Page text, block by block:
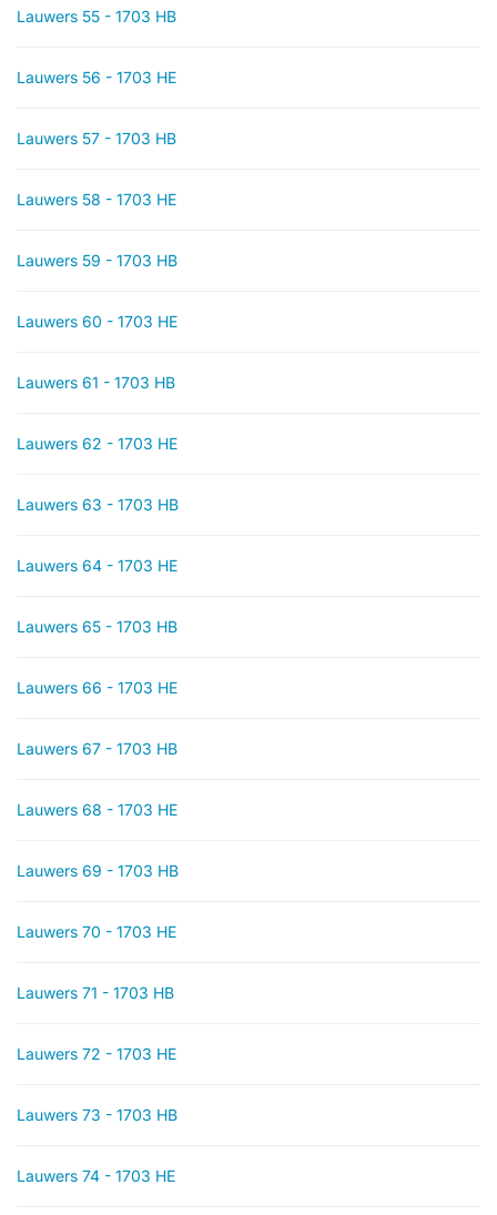
Lauwers 55 - 1703 HB
Lauwers 56 - 1703 HE
Lauwers 57 - 1703 HB
Lauwers 58 - 1703 HE
Lauwers 59 - 1703 HB
Lauwers 60 - 1703 HE
Lauwers 61 - 1703 HB
Lauwers 62 - 1703 HE
Lauwers 63 - 1703 HB
Lauwers 64 - 1703 HE
Lauwers 65 - 1703 HB
Lauwers 66 - 1703 HE
Lauwers 67 - 1703 HB
Lauwers 68 - 1703 HE
Lauwers 69 - 1703 HB
Lauwers 70 - 1703 HE
Lauwers 71 - 1703 HB
Lauwers 72 - 1703 HE
Lauwers 73 - 1703 HB
Lauwers 74 - 1703 HE